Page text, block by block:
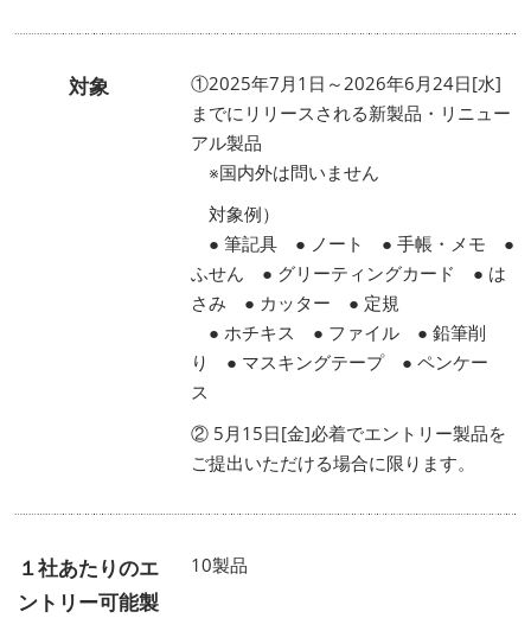
対象
①2025年7月1日～2026年6月24日[水]
までにリリースされる新製品・リニュー
アル製品
※国内外は問いません
対象例）
● 筆記具 ● ノート ● 手帳・メモ ●
ふせん ● グリーティングカード ● は
さみ ● カッター ● 定規
● ホチキス ● ファイル ● 鉛筆削
り ● マスキングテープ ● ペンケー
ス
② 5月15日[金]必着でエントリー製品を
ご提出いただける場合に限ります。
１社あたりのエ
ントリー可能製
10製品